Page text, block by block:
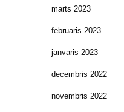
marts 2023
februāris 2023
janvāris 2023
decembris 2022
novembris 2022